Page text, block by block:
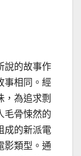
說的故事作
事相同。經
，為追求剽
毛骨悚然的
成的新派電
影類型。通